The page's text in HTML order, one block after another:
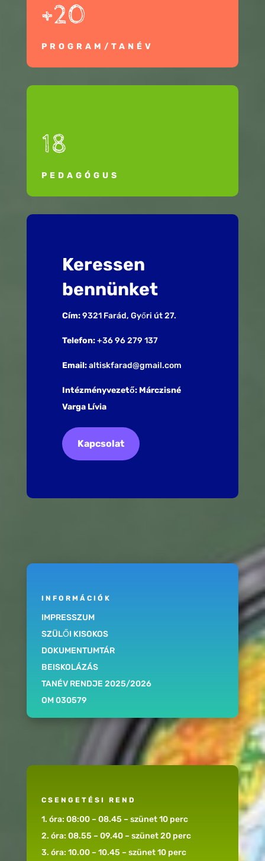
+20
PROGRAM/TANÉV
18
PEDAGÓGUS
Keressen
bennünket
Cím:9321 Farád, Győri út 27.
Telefon:+36 96 279 137
Email:altiskfarad@gmail.com
Intézményvezető: Márczisné
Varga Lívia
Kapcsolat
INFORMÁCIÓK
IMPRESSZUM
SZÜLŐI KISOKOS
DOKUMENTUMTÁR
BEISKOLÁZÁS
TANÉV RENDJE 2025/2026
OM 030579
CSENGETÉSI REND
1. óra: 08:00 – 08.45 – szünet 10 perc
2. óra: 08.55 – 09.40 – szünet 20 perc
3. óra: 10.00 – 10.45 – szünet 10 perc